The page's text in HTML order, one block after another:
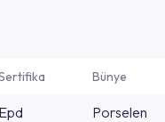
Bünye
Epd
Porselen